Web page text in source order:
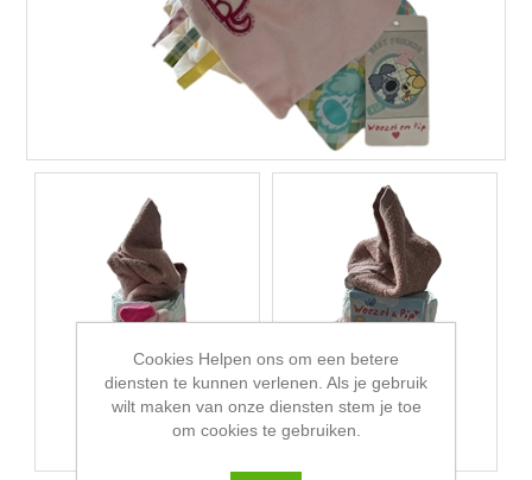
Cookies Helpen ons om een betere
diensten te kunnen verlenen. Als je gebruik
wilt maken van onze diensten stem je toe
om cookies te gebruiken.